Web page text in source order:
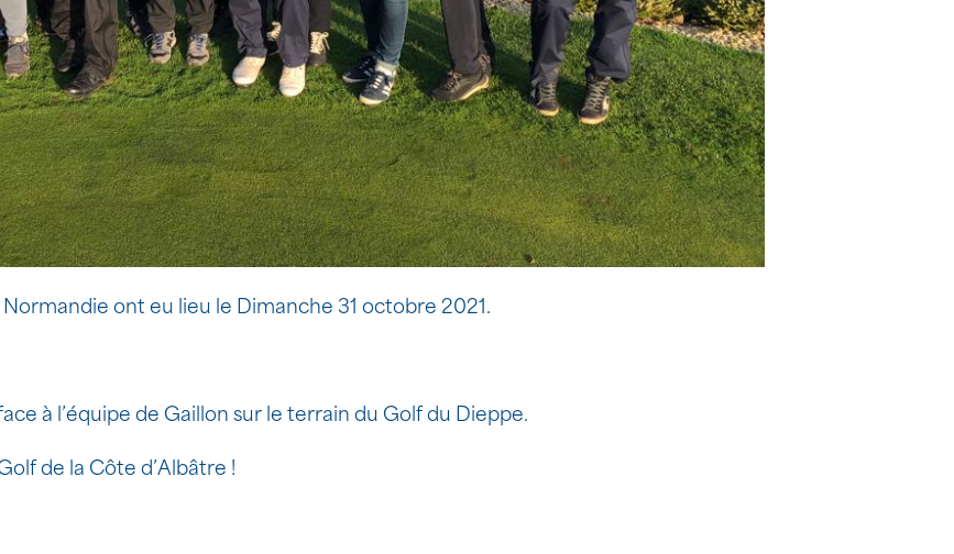
ont eu lieu le Dimanche 31 octobre 2021.
à l’équipe de Gaillon sur le terrain du Golf du Dieppe.
de la Côte d’Albâtre !